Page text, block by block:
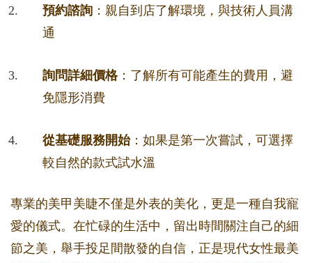
預約諮詢 ：親自到店了解環境，與技術人員溝
通
詢問詳細價格：了解所有可能產生的費用，避
免隱形消費
從基礎服務開始：如果是第一次嘗試，可選擇
較自然的款式試水溫
專業的美甲美睫不僅是外表的美化，更是一種自我寵
愛的儀式。在忙碌的生活中，留出時間關注自己的細
節之美，舉手投足間散發的自信，正是現代女性最美